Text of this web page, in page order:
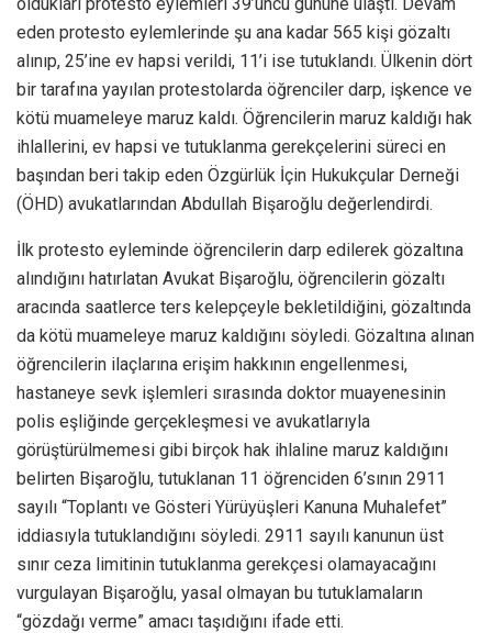
eden protesto eylemlerinde şu ana kadar 565 kişi gözaltı
alınıp, 25’ine ev hapsi verildi, 11’i ise tutuklandı. Ülkenin dört
bir tarafına yayılan protestolarda öğrenciler darp, işkence ve
kötü muameleye maruz kaldı. Öğrencilerin maruz kaldığı hak
ihlallerini, ev hapsi ve tutuklanma gerekçelerini süreci en
başından beri takip eden Özgürlük İçin Hukukçular Derneği
(ÖHD) avukatlarından Abdullah Bişaroğlu değerlendirdi.
İlk protesto eyleminde öğrencilerin darp edilerek gözaltına
alındığını hatırlatan Avukat Bişaroğlu, öğrencilerin gözaltı
aracında saatlerce ters kelepçeyle bekletildiğini, gözaltında
da kötü muameleye maruz kaldığını söyledi. Gözaltına alınan
öğrencilerin ilaçlarına erişim hakkının engellenmesi,
hastaneye sevk işlemleri sırasında doktor muayenesinin
polis eşliğinde gerçekleşmesi ve avukatlarıyla
görüştürülmemesi gibi birçok hak ihlaline maruz kaldığını
belirten Bişaroğlu, tutuklanan 11 öğrenciden 6’sının 2911
sayılı “Toplantı ve Gösteri Yürüyüşleri Kanuna Muhalefet”
iddiasıyla tutuklandığını söyledi. 2911 sayılı kanunun üst
sınır ceza limitinin tutuklanma gerekçesi olamayacağını
vurgulayan Bişaroğlu, yasal olmayan bu tutuklamaların
“gözdağı verme” amacı taşıdığını ifade etti.